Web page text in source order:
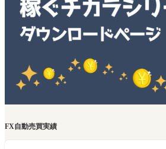
FX自動売買実績